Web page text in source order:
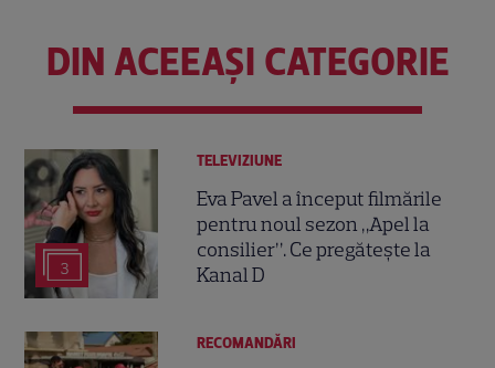
DIN ACEEAȘI CATEGORIE
3
TELEVIZIUNE
Eva Pavel a început filmările
pentru noul sezon „Apel la
consilier”. Ce pregătește la
Kanal D
RECOMANDĂRI